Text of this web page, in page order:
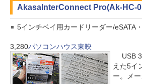
AkasaInterConnect Pro(Ak-HC-
5インチベイ用カードリーダー/eSATA
3,280パソコンハウス東映
USB
えた5イ
ー。メー